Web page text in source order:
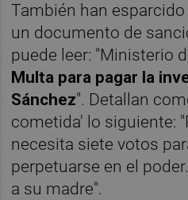
También han
un documento de
puede leer: "Ministerio
Multa para pagar la
Sánchez". Detallan
cometida' lo siguiente:
necesita siete votos
perpetuarse en el
a su madre".